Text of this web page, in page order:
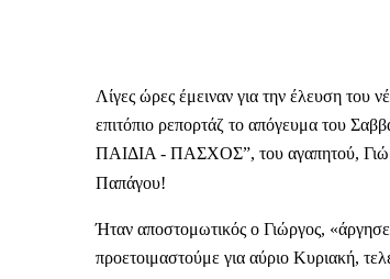
Λίγες ώρες έμειναν για την έλευση του
επιτόπιο ρεπορτάζ το απόγευμα του
ΠΑΙΔΙΑ - ΠΑΣΧΟΣ”, του αγαπητού,
Παπάγου!
Ήταν αποστομωτικός ο Γιώργος,
προετοιμαστούμε για αύριο Κυριακή,